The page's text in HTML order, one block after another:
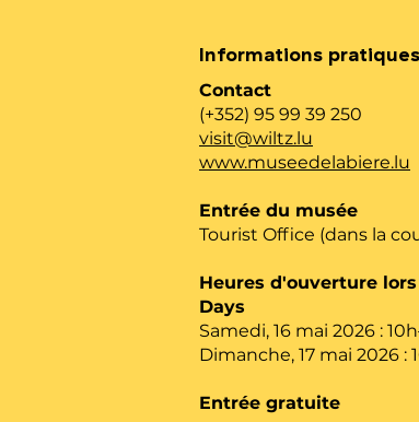
Informations pratiques
Contact
(+352) 95 99 39 250
visit@wiltz.lu
www.museedelabiere.lu
Entrée du musée
Tourist Office (dans la
Heures d'ouverture
Days
Samedi, 16 mai 2026 :
Dimanche, 17 mai 2026 :
Entrée gratuite